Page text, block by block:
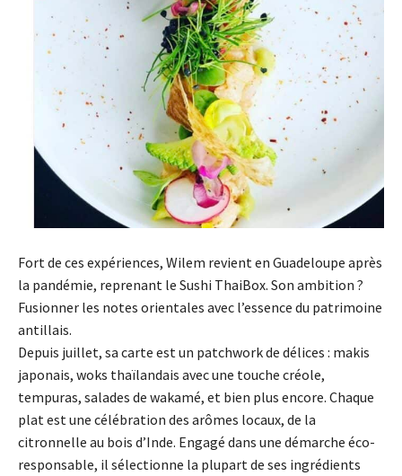
Fort de ces expériences, Wilem revient en Guadeloupe après
la pandémie, reprenant le Sushi ThaiBox. Son ambition ?
Fusionner les notes orientales avec l’essence du patrimoine
antillais.
Depuis juillet, sa carte est un patchwork de délices : makis
japonais, woks thaïlandais avec une touche créole,
tempuras, salades de wakamé, et bien plus encore. Chaque
plat est une célébration des arômes locaux, de la
citronnelle au bois d’Inde. Engagé dans une démarche éco-
responsable, il sélectionne la plupart de ses ingrédients